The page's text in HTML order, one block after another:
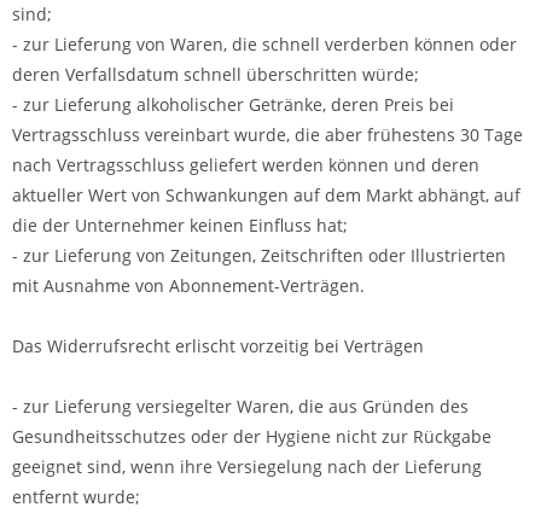
sind;
- zur Lieferung von Waren, die schnell verderben können oder
deren Verfallsdatum schnell überschritten würde;
- zur Lieferung alkoholischer Getränke, deren Preis bei
Vertragsschluss vereinbart wurde, die aber frühestens 30 Tage
nach Vertragsschluss geliefert werden können und deren
aktueller Wert von Schwankungen auf dem Markt abhängt, auf
die der Unternehmer keinen Einfluss hat;
- zur Lieferung von Zeitungen, Zeitschriften oder Illustrierten
mit Ausnahme von Abonnement-Verträgen.
Das Widerrufsrecht erlischt vorzeitig bei Verträgen
- zur Lieferung versiegelter Waren, die aus Gründen des
Gesundheitsschutzes oder der Hygiene nicht zur Rückgabe
geeignet sind, wenn ihre Versiegelung nach der Lieferung
entfernt wurde;